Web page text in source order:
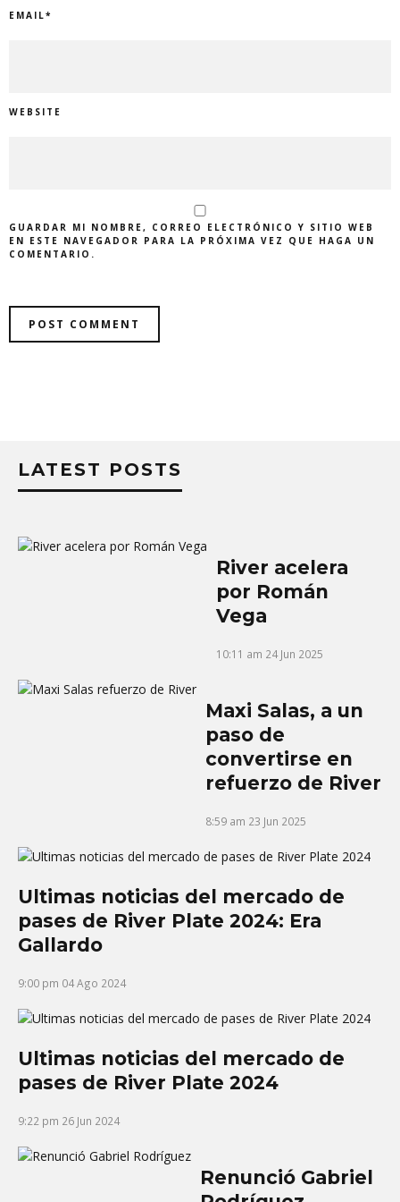
EMAIL*
WEBSITE
GUARDAR MI NOMBRE, CORREO ELECTRÓNICO Y SITIO WEB
EN ESTE NAVEGADOR PARA LA PRÓXIMA VEZ QUE HAGA UN
COMENTARIO.
LATEST POSTS
River acelera
por Román
Vega
10:11 am 24 Jun 2025
Maxi Salas, a un
paso de
convertirse en
refuerzo de River
8:59 am 23 Jun 2025
Ultimas noticias del mercado de
pases de River Plate 2024: Era
Gallardo
9:00 pm 04 Ago 2024
Ultimas noticias del mercado de
pases de River Plate 2024
9:22 pm 26 Jun 2024
Renunció Gabriel